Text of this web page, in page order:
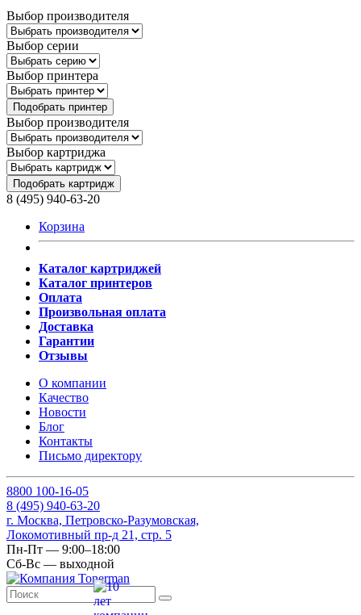
Выбор производителя
Выбор серии
Выбор принтера
Подобрать принтер
Выбор производителя
Выбор картриджа
Подобрать картридж
8 (495) 940-63-20
Корзина
Каталог картриджей
Каталог принтеров
Оплата
Произвольная оплата
Доставка
Гарантии
Отзывы
О компании
Качество
Новости
Блог
Контакты
Письмо директору
8800 100-16-05
8 (495) 940-63-20
г. Москва, Петровско-Разумовская,
Локомотивный пр-д 21, стр. 5
Пн-Пт — 9:00–18:00
Сб-Вс — выходной